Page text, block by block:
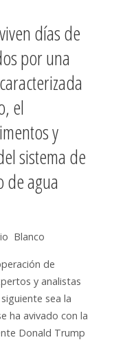
días de
por una
el
y
sistema de
de agua
Blanco
de
y analistas
sea la
ha avivado con la
Donald Trump